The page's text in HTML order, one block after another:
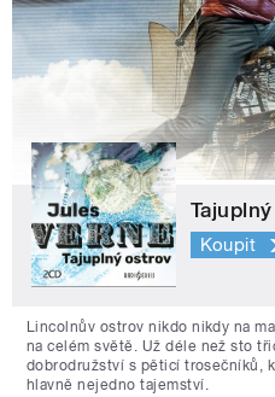
Koupit
Lincolnův ostrov nikdo nikdy na
na celém světě. Už déle než sto
dobrodružství s pěticí trosečníků,
hlavně nejedno tajemství.